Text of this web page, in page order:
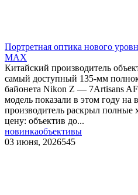
Портретная оптика нового
MAX
Китайский производитель
самый доступный 135‑мм
байонета Nikon Z — 7Artisans
модель показали в этом году на
производитель раскрыл полные
цену: объектив до...
новинкаобъективы
03 июня, 2026545